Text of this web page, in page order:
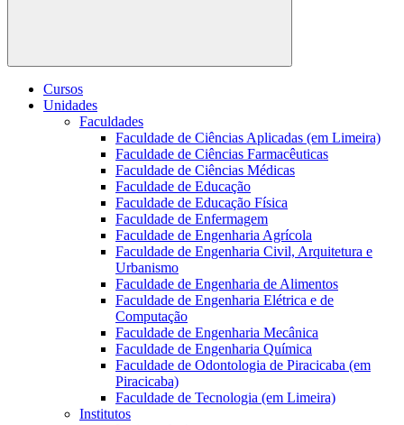
Buscar
Cursos
Unidades
Faculdades
Faculdade de Ciências Aplicadas (em Limeira)
Faculdade de Ciências Farmacêuticas
Faculdade de Ciências Médicas
Faculdade de Educação
Faculdade de Educação Física
Faculdade de Enfermagem
Faculdade de Engenharia Agrícola
Faculdade de Engenharia Civil, Arquitetura e
Urbanismo
Faculdade de Engenharia de Alimentos
Faculdade de Engenharia Elétrica e de
Computação
Faculdade de Engenharia Mecânica
Faculdade de Engenharia Química
Faculdade de Odontologia de Piracicaba (em
Piracicaba)
Faculdade de Tecnologia (em Limeira)
Institutos